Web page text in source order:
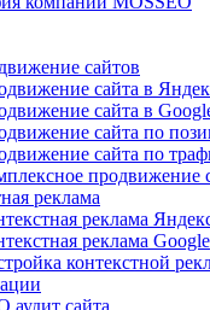
сайтов
сайта в
сайта в
сайта по
сайта по
продвижение
реклама
реклама
реклама Google
контекстной
аудит сайта